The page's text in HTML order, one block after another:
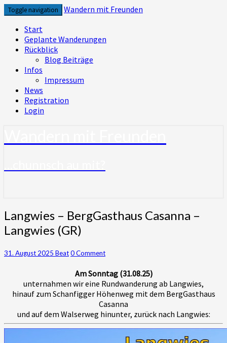
Skip
to
content
Toggle navigation
Wandern mit Freunden
Start
Geplante Wanderungen
Rückblick
Blog Beiträge
Infos
Impressum
News
Registration
Login
Langwies
–
BergGasthaus
–
Langwies – BergGasthaus Casanna –
Langwies (GR)
31. August 2025 BeatComments
0 Comment
Am Sonntag (31.08.25)
unternahmen wir eine Rundwanderung ab Langwies,
hinauf zum Schanfigger Höhenweg mit dem BergGasthaus
Casanna
und auf dem Walserweg hinunter, zurück nach Langwies: